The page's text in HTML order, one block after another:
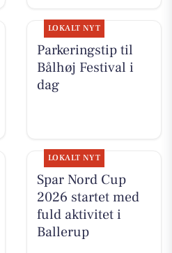
LOKALT NYT
Parkeringstip til
Bålhøj Festival i
dag
LOKALT NYT
Spar Nord Cup
2026 startet med
fuld aktivitet i
Ballerup